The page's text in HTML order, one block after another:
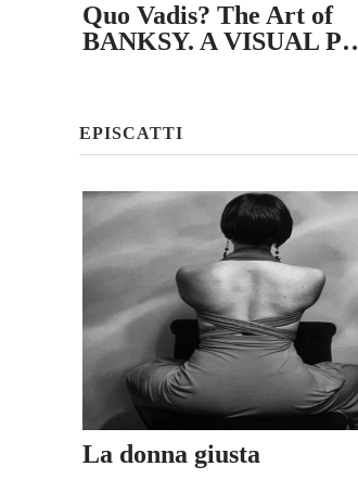
Quo Vadis? The Art of
BANKSY. A VISUAL
EPISCATTI
La donna giusta